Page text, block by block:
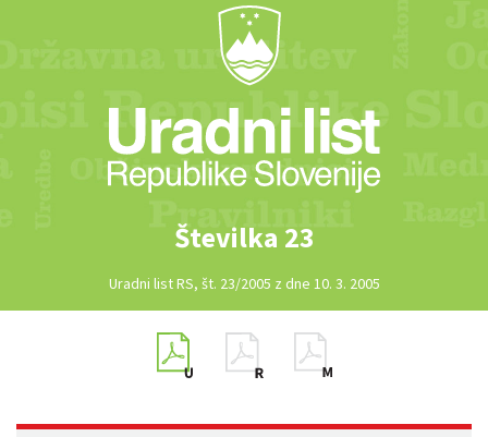
Številka 23
Uradni list RS, št. 23/2005 z dne 10. 3. 2005